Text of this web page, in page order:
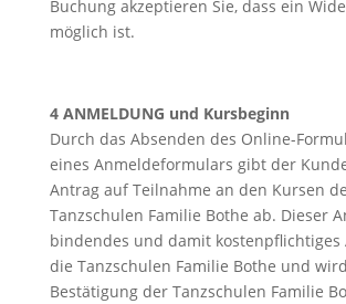
Buchung akzeptieren Sie, dass ein
möglich ist.
4 ANMELDUNG und Kursbeginn
Durch das Absenden des Online-
eines Anmeldeformulars gibt der
Antrag auf Teilnahme an den Kursen
Tanzschulen Familie Bothe ab. Dieser
bindendes und damit kostenpflichtiges
die Tanzschulen Familie Bothe und
Bestätigung der Tanzschulen Familie